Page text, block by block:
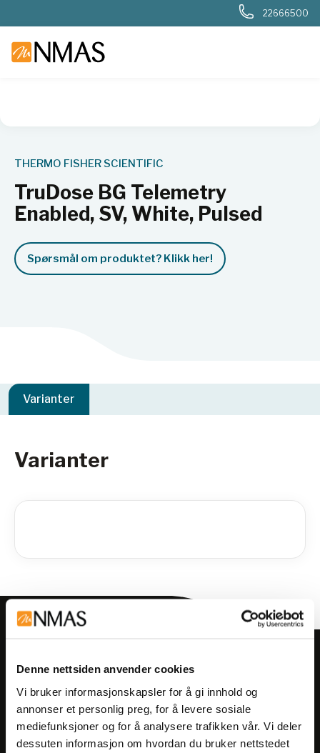
Denne nettsiden anvender cookies
Vi bruker informasjonskapsler for å gi innhold og
annonser et personlig preg, for å levere sosiale
mediefunksjoner og for å analysere trafikken vår. Vi deler
dessuten informasjon om hvordan du bruker nettstedet
22666500
THERMO FISHER SCIENTIFIC
TruDose BG Telemetry
Enabled, SV, White, Pulsed
Spørsmål om produktet? Klikk her!
Varianter
Varianter
Meld deg på vårt nyhetsbrev!
arrangementer og kampanjer.
Meld på nyhetsbrev